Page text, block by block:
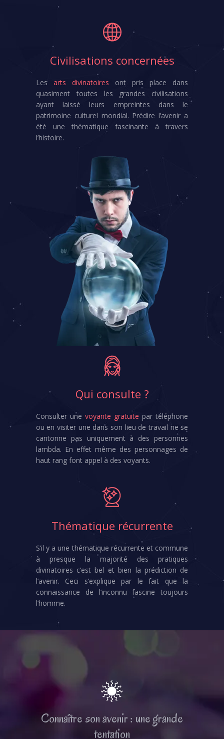
Civilisations concernées
Les arts divinatoires ont pris place dans
quasiment toutes les grandes civilisations
ayant laissé leurs empreintes dans le
patrimoine culturel mondial. Prédire l’avenir a
été une thématique fascinante à travers
l’histoire.
Qui consulte ?
Consulter une voyante gratuite par téléphone
ou en visiter une dans son lieu de travail ne se
cantonne pas uniquement à des personnes
lambda. En effet même des personnages de
haut rang font appel à des voyants.
Thématique récurrente
S’il y a une thématique récurrente et commune
à presque la majorité des pratiques
divinatoires c’est bel et bien la prédiction de
l’avenir. Ceci s’explique par le fait que la
connaissance de l’inconnu fascine toujours
l’homme.
Connaître son avenir : une grande
tentation